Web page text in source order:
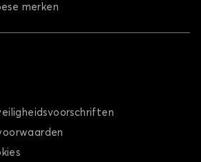
merken